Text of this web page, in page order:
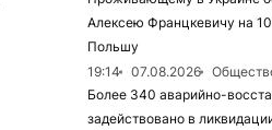
Алексею Францкевичу на
Польшу
19:14
07.08.2026
Более 340 аварийно-
задействовано в